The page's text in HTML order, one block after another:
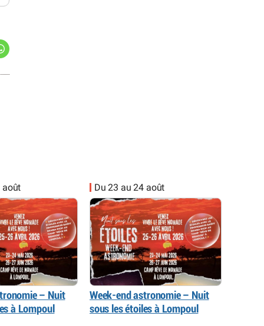
août
– Nuit
à Lompoul
Du 23 au 24 août
Week-end astronomie – Nuit
sous les étoiles à Lompoul